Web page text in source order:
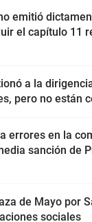
emitió
el capítulo 11
a la
pero no están
errores en la
sanción de
de Mayo por
sociales